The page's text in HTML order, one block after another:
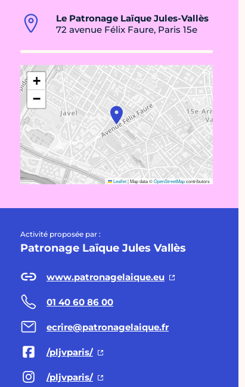
Le Patronage Laïque Jules-Vallès
72 avenue Félix Faure, Paris 15e
+
−
Leaflet|Map data ©OpenStreetMapcontributors
Activité proposée par :
Patronage Laïque Jules Vallès
www.patronagelaique.eu
01 40 60 86 00
ecrire@patronagelaique.fr
/pljvparis/
/pljvparis/